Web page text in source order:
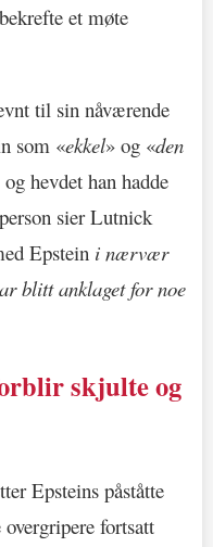
et møte
til sin nåværende
som «ekkel» og «den
og hevdet han hadde
sier Lutnick
Epstein i nærvær
blitt anklaget for noe
skjulte og
Epsteins påståtte
fortsatt